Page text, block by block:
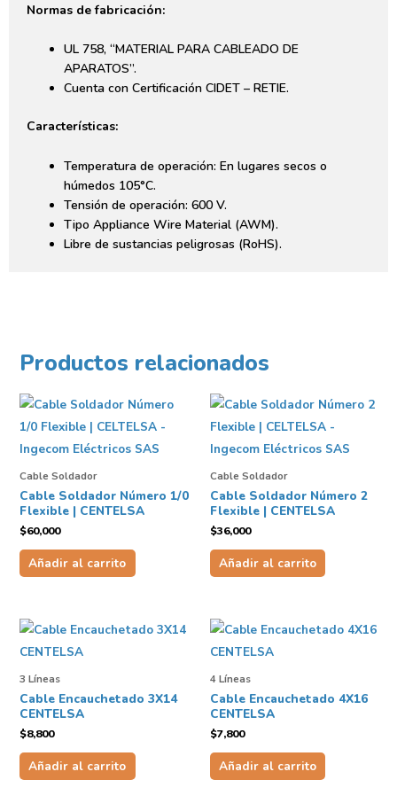
Normas de fabricación:
UL 758, “MATERIAL PARA CABLEADO DE
APARATOS”.
Cuenta con Certificación CIDET – RETIE.
Características:
Temperatura de operación: En lugares secos o
húmedos 105°C.
Tensión de operación: 600 V.
Tipo Appliance Wire Material (AWM).
Libre de sustancias peligrosas (RoHS).
Productos relacionados
Cable Soldador
Cable Soldador Número 1/0
Flexible | CENTELSA
$60,000
Añadir al carrito
Cable Soldador
Cable Soldador Número 2
Flexible | CENTELSA
$36,000
Añadir al carrito
3 Líneas
Cable Encauchetado 3X14
CENTELSA
$8,800
Añadir al carrito
4 Líneas
Cable Encauchetado 4X16
CENTELSA
$7,800
Añadir al carrito